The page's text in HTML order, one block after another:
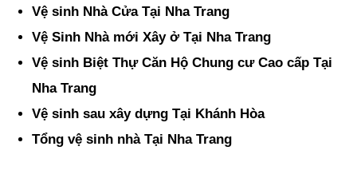
Vệ sinh Nhà Cửa Tại Nha Trang
Vệ Sinh Nhà mới Xây ở Tại Nha Trang
Vệ sinh Biệt Thự Căn Hộ Chung cư Cao cấp Tại
Nha Trang
Vệ sinh sau xây dựng Tại Khánh Hòa
Tổng vệ sinh nhà Tại Nha Trang